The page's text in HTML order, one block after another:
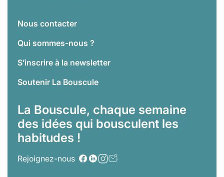
Nous contacter
Qui sommes-nous ?
S’inscrire à la newsletter
Soutenir La Bouscule
La Bouscule, chaque semaine
des idées qui bousculent les
habitudes !
Rejoignez-nous